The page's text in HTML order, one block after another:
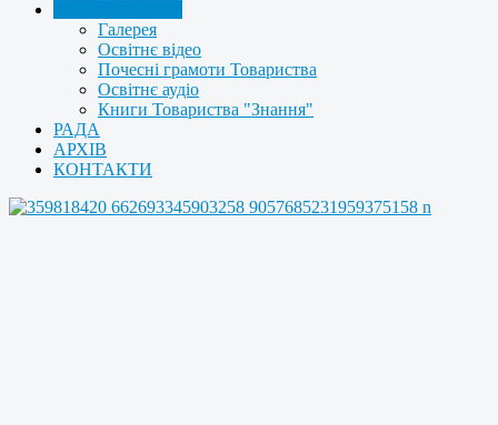
Галерея
Освітнє відео
Почесні грамоти Товариства
Освітнє аудіо
Книги Товариства "Знання"
РАДА
АРХІВ
КОНТАКТИ